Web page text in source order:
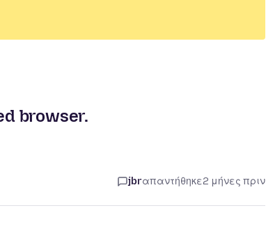
browser.
jbrαπαντήθηκε2 μήνες πριν